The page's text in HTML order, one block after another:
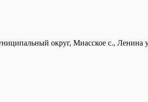
округ, Миасское с., Ленина